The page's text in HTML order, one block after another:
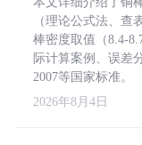
（理论公式法、查
棒密度取值（8.4-
际计算案例、误差
2007等国家标准。
2026年8月4日